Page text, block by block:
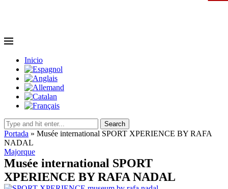
Inicio
Search
Portada » Musée international SPORT XPERIENCE BY RAFA
NADAL
Majorque
Musée international SPORT
XPERIENCE BY RAFA NADAL